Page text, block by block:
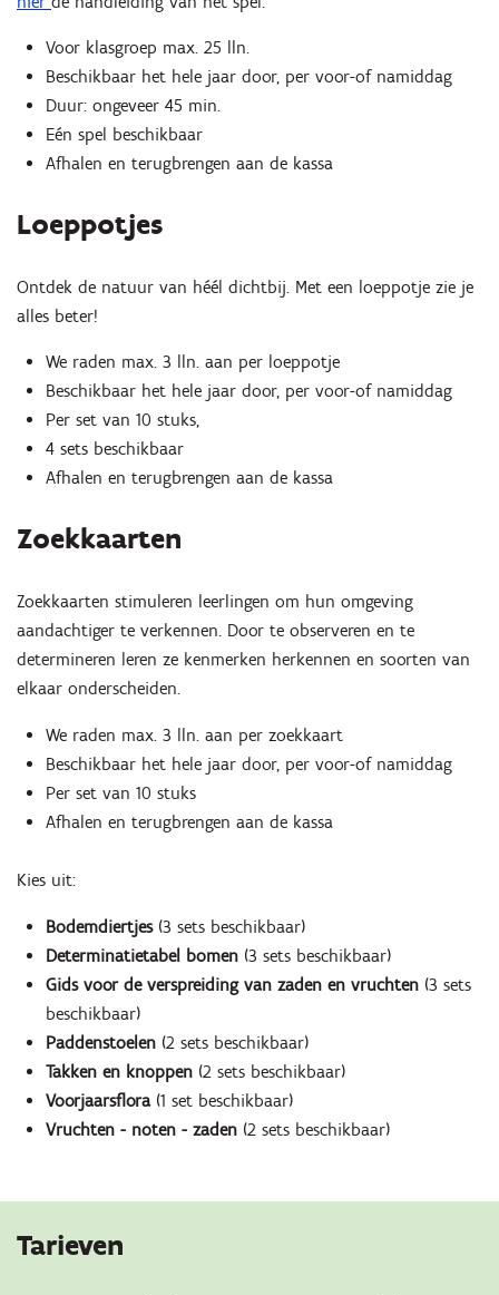
Voor klasgroep max. 25 lln.
Beschikbaar het hele jaar door, per voor-of namiddag
Duur: ongeveer 45 min.
Eén spel beschikbaar
Afhalen en terugbrengen aan de kassa
Loeppotjes
Ontdek de natuur van héél dichtbij. Met een loeppotje zie je
alles beter!
We raden max. 3 lln. aan per loeppotje
Beschikbaar het hele jaar door, per voor-of namiddag
Per set van 10 stuks,
4 sets beschikbaar
Afhalen en terugbrengen aan de kassa
Zoekkaarten
Zoekkaarten stimuleren leerlingen om hun omgeving
aandachtiger te verkennen. Door te observeren en te
determineren leren ze kenmerken herkennen en soorten van
elkaar onderscheiden.
We raden max. 3 lln. aan per zoekkaart
Beschikbaar het hele jaar door, per voor-of namiddag
Per set van 10 stuks
Afhalen en terugbrengen aan de kassa
Kies uit:
Bodemdiertjes (3 sets beschikbaar)
Determinatietabel bomen (3 sets beschikbaar)
Gids voor de verspreiding van zaden en vruchten (3 sets
beschikbaar)
Paddenstoelen (2 sets beschikbaar)
Takken en knoppen (2 sets beschikbaar)
Voorjaarsflora (1 set beschikbaar)
Vruchten - noten - zaden (2 sets beschikbaar)
Tarieven